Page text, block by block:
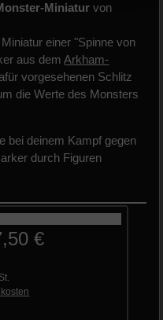
Miniatur von
einer "Spinne von
aus demArkham-
vorgesehenen Schlitz
die Werte des Monsters
bei deinem Kampf gegen
durch Figuren
€